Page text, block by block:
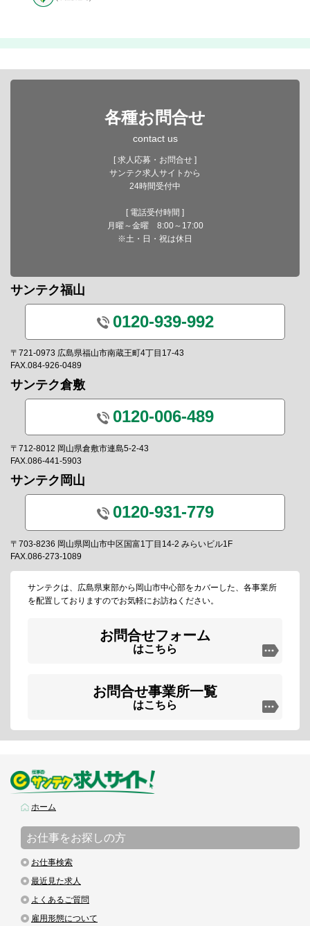
各種お問合せ
contact us
[ 求人応募・お問合せ ]
サンテク求人サイトから
24時間受付中
[ 電話受付時間 ]
月曜～金曜 8:00～17:00
※土・日・祝は休日
サンテク福山
0120-939-992
〒721-0973 広島県福山市南蔵王町4丁目17-43
FAX.084-926-0489
サンテク倉敷
0120-006-489
〒712-8012 岡山県倉敷市連島5-2-43
FAX.086-441-5903
サンテク岡山
0120-931-779
〒703-8236 岡山県岡山市中区国富1丁目14-2 みらいビル1F
FAX.086-273-1089
サンテクは、広島県東部から岡山市中心部をカバーした、各事業所
を配置しておりますのでお気軽にお訪ねください。
お問合せフォーム
はこちら
お問合せ事業所一覧
はこちら
ホーム
お仕事をお探しの方
お仕事検索
最近見た求人
よくあるご質問
雇用形態について